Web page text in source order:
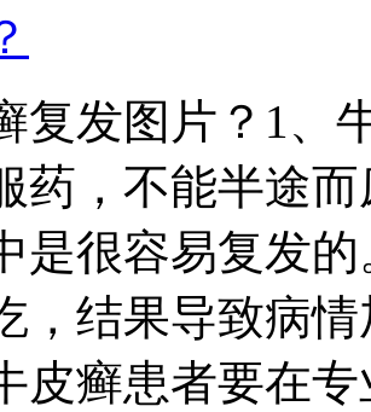
复发图片？1、
药，不能半途
是很容易复发
，结果导致病
皮癣患者要在